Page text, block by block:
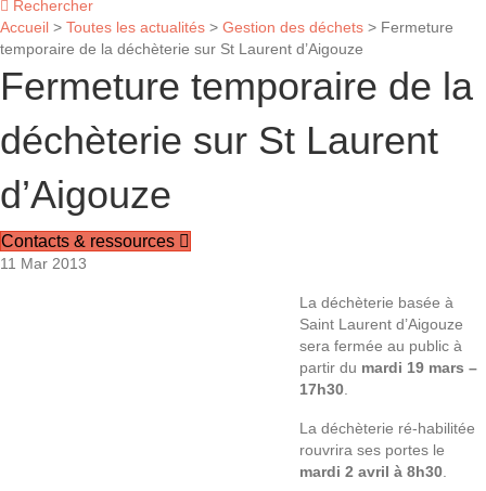
Rechercher
Accueil > Toutes les actualités > Gestion des déchets > Fermeture
temporaire de la déchèterie sur St Laurent d’Aigouze
Fermeture temporaire de la
déchèterie sur St Laurent
d’Aigouze
Contacts & ressources
11 Mar 2013
La déchèterie basée à
Saint Laurent d’Aigouze
sera fermée au public à
partir du mardi 19 mars –
17h30
La déchèterie ré-habilitée
rouvrira ses portes le
mardi 2 avril à 8h30